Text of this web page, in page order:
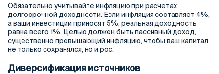
Обязательно учитывайте инфляцию при расчетах
долгосрочной доходности. Если инфляция составляет 4%,
а ваши инвестиции приносят 5%, реальная доходность
равна всего 1%. Целью должен быть пассивный доход,
существенно превышающий инфляцию, чтобы ваш капитал
не только сохранялся, но и рос.
Диверсификация источников